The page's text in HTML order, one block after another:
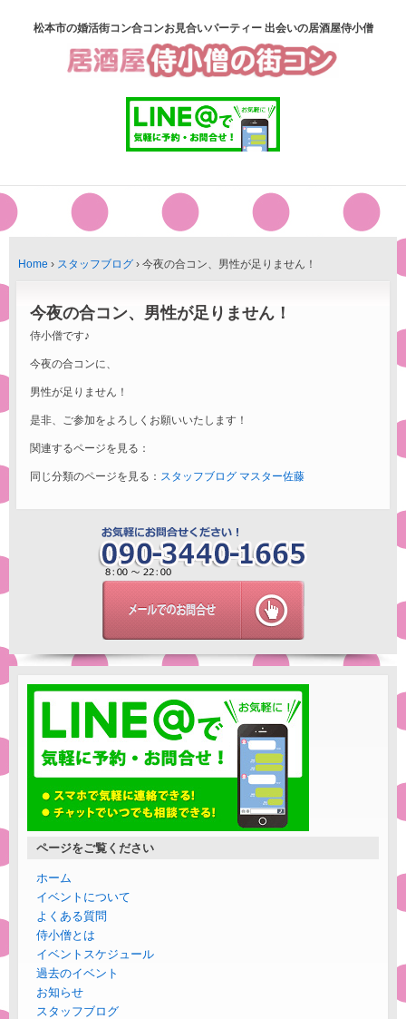
松本市の婚活街コン合コンお見合いパーティー 出会いの居酒屋侍小僧
Home › スタッフブログ › 今夜の合コン、男性が足りません！
今夜の合コン、男性が足りません！
侍小僧です♪
今夜の合コンに、
男性が足りません！
是非、ご参加をよろしくお願いいたします！
関連するページを見る：
同じ分類のページを見る： スタッフブログ マスター佐藤
ページをご覧ください
ホーム
イベントについて
よくある質問
侍小僧とは
イベントスケジュール
過去のイベント
お知らせ
スタッフブログ